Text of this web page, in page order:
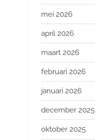
mei 2026
april 2026
maart 2026
februari 2026
januari 2026
december 2025
oktober 2025